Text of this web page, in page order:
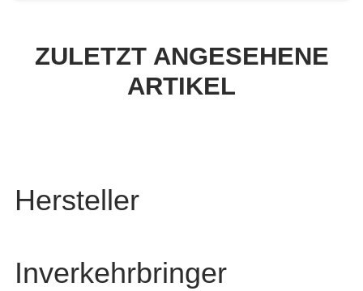
ZULETZT ANGESEHENE
ARTIKEL
Hersteller
Inverkehrbringer